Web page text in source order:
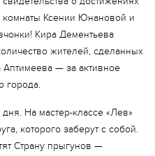
комнаты Ксении Юнановой и
Кира Дементьева
жителей, сделанных
— за активное
города.
На мастер-классе «Лев»
которого заберут с собой.
Страну прыгунов —